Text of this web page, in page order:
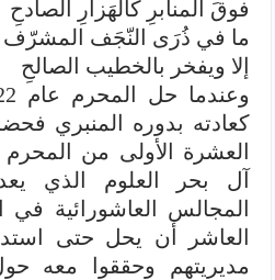
فوقَ المنابرِ كالهَزارِ الصادحِ
ما في ذُرَى النّجَف المشرّف
إلا ويفخر بالخطيب الصالحِ
كعادته بدوره المنبري
العشرة الأولى من
آل بحر العلوم الذي
المجالس العاشورائية في
العاشر أن يحل حتى
مديريتهم وحققوا معه